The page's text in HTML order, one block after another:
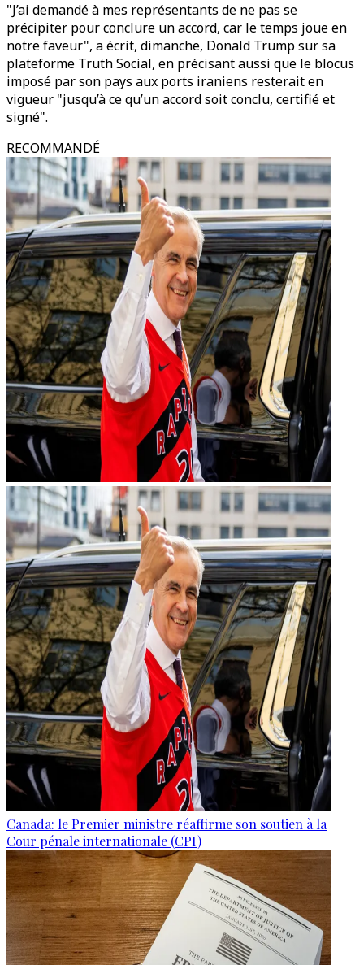
"J’ai demandé à mes représentants de ne pas se
précipiter pour conclure un accord, car le temps joue en
notre faveur", a écrit, dimanche, Donald Trump sur sa
plateforme Truth Social, en précisant aussi que le blocus
imposé par son pays aux ports iraniens resterait en
vigueur "jusqu’à ce qu’un accord soit conclu, certifié et
signé".
RECOMMANDÉ
Canada: le Premier ministre réaffirme son soutien à la
Cour pénale internationale (CPI)